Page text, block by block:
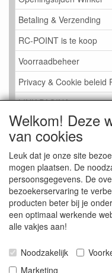
Betaling & Verzending
RC-POINT is te koop
Voorraadbeheer
Privacy & Cookie beleid
LINK PAGINA
Gastenboek RC-POINT
Kijkje in de Winkel
Welkom! Deze
van cookies
Leuk dat je onze site
mogen plaatsen. De
persoonsgegevens. De
bezoekerservaring te
producten beter bij je
een optimaal werkende
alle vakjes aan!
Noodzakelijk
Marketing